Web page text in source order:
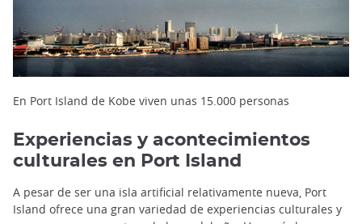
En Port Island de Kobe viven unas 15.000 personas
Experiencias y acontecimientos
culturales en Port Island
A pesar de ser una isla artificial relativamente nueva, Port
Island ofrece una gran variedad de experiencias culturales y